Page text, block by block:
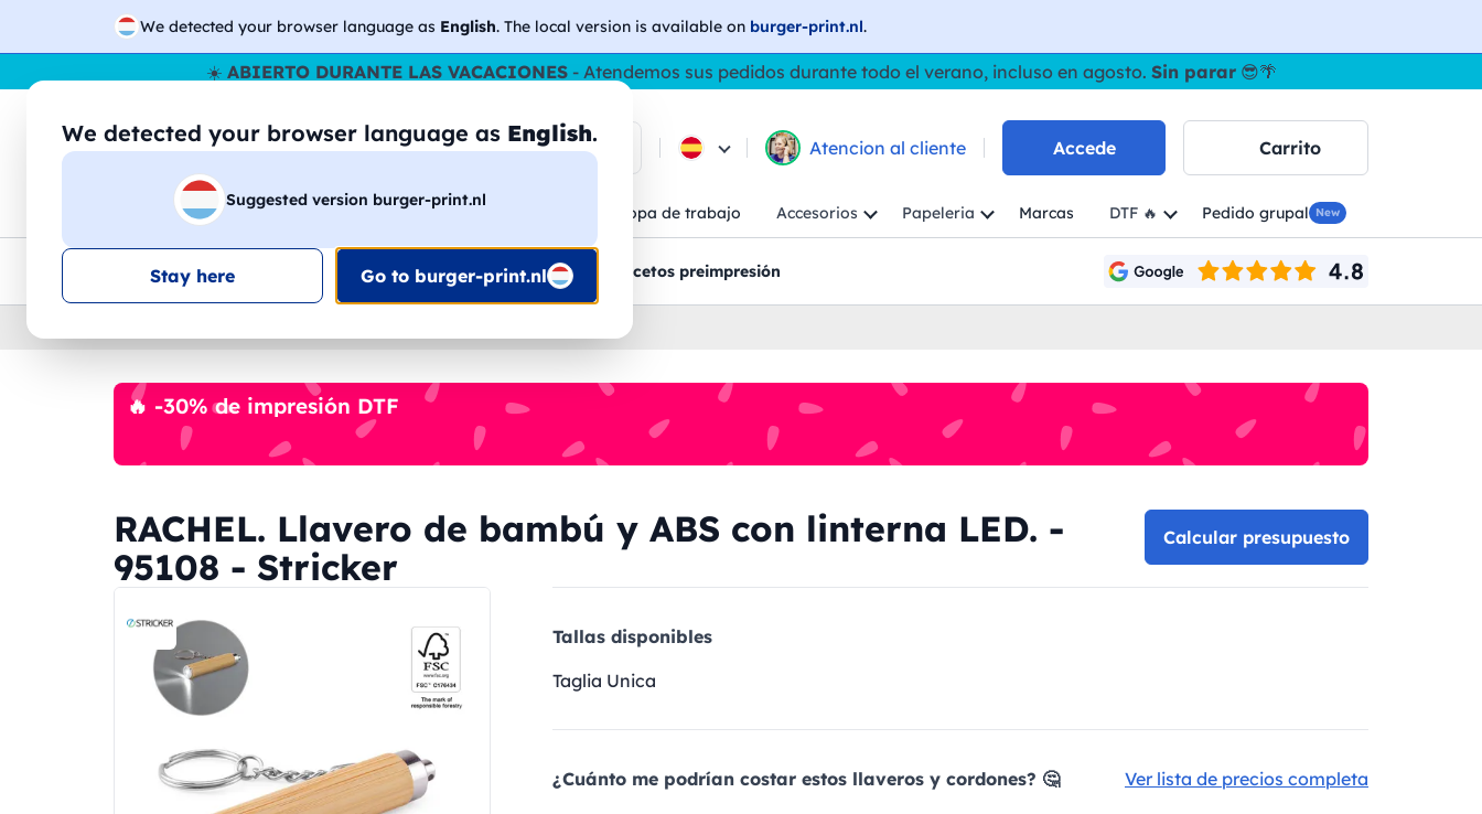
We detected your browser language as English. The local version is available on burger-print.nl.
We detected your browser language as English.
Suggested version burger-print.nl
Stay here Go to burger-print.nl
☀️ ABIERTO DURANTE LAS VACACIONES- Atendemos sus pedidos durante todo el verano, incluso en agosto. Sin parar😎🌴
🔎 Buscar entre los productos Atencion al cliente Accede Carrito
Camisetas Sudaderas Hombre Ropa de trabajo Accesorios Papeleria Marcas DTF 🔥 Pedido grupal New
Envio en toda la UE Descuento por volumenAtencion al cliente Bocetos preimpresión
🔥 -30% de impresión DTF
RACHEL. Llavero de bambú y ABS con linterna LED. -
95108 - Stricker
Calcular presupuesto
Tallas disponibles
Taglia Unica
¿Cuánto me podrían costar estos llaveros y cordones? 🤔 Ver lista de precios completa